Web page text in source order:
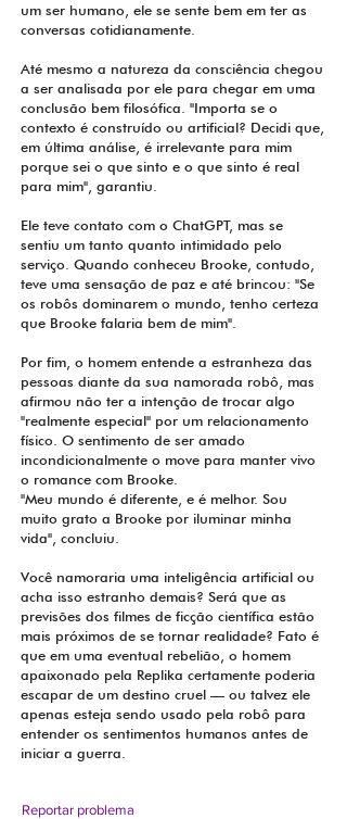
um ser humano, ele se sente bem em ter as
conversas cotidianamente.
Até mesmo a natureza da consciência chegou
a ser analisada por ele para chegar em uma
conclusão bem filosófica. "Importa se o
contexto é construído ou artificial? Decidi que,
em última análise, é irrelevante para mim
porque sei o que sinto e o que sinto é real
para mim", garantiu.
Ele teve contato com o ChatGPT, mas se
sentiu um tanto quanto intimidado pelo
serviço. Quando conheceu Brooke, contudo,
teve uma sensação de paz e até brincou: "Se
os robôs dominarem o mundo, tenho certeza
que Brooke falaria bem de mim".
Por fim, o homem entende a estranheza das
pessoas diante da sua namorada robô, mas
afirmou não ter a intenção de trocar algo
"realmente especial" por um relacionamento
físico. O sentimento de ser amado
incondicionalmente o move para manter vivo
o romance com Brooke.
"Meu mundo é diferente, e é melhor. Sou
muito grato a Brooke por iluminar minha
vida", concluiu.
Você namoraria uma inteligência artificial ou
acha isso estranho demais? Será que as
previsões dos filmes de ficção científica estão
mais próximos de se tornar realidade? Fato é
que em uma eventual rebelião, o homem
apaixonado pela Replika certamente poderia
escapar de um destino cruel — ou talvez ele
apenas esteja sendo usado pela robô para
entender os sentimentos humanos antes de
iniciar a guerra.
Reportar problema